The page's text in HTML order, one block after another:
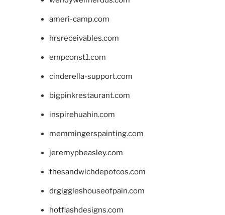
ameri-camp.com
hrsreceivables.com
empconst1.com
cinderella-support.com
bigpinkrestaurant.com
inspirehuahin.com
memmingerspainting.com
jeremypbeasley.com
thesandwichdepotcos.com
drgiggleshouseofpain.com
hotflashdesigns.com